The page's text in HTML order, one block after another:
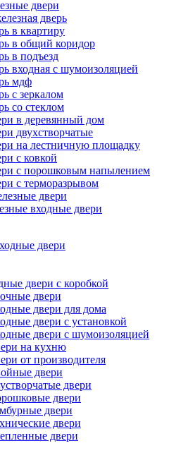
двери
дверь
в квартиру
в общий коридор
в подъезд
входная с шумоизоляцией
мдф
с зеркалом
со стеклом
в деревянный дом
двухстворчатые
на лестничную площадку
с ковкой
с порошковым напылением
с терморазрывом
двери
входные двери
двери
двери с коробкой
двери
двери для дома
двери с установкой
двери с шумоизоляцией
на кухню
от производителя
двери
двери
двери
двери
двери
двери